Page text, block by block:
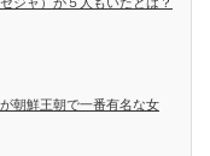
ジャ）が５人もいたとは？
朝鮮王朝で一番有名な女